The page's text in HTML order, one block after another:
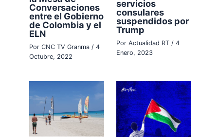
Conversaciones
entre el Gobierno
de Colombia y el
ELN
PorCNC TV Granma /4
Octubre, 2022
servicios
consulares
suspendidos por
Trump
Por Actualidad RT / 4
Enero, 2023